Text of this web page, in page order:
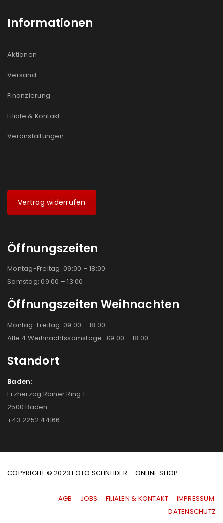
NEWSLETTER ABONNIEREN
Informationen
Aktionen
Versand
Finanzierung
Filiale & Kontakt
Veranstaltungen
Vertrag widerrufen
Öffnungszeiten
Montag-Freitag: 09:00 – 18:00
Samstag: 09:00 – 13:00
Öffnungszeiten Weihnachten
Montag-Freitag: 09:00 – 18:00
Alle 4 Weihnachtssamstage : 09:00 – 18:00
Standort
Baden:
Erzherzog Rainer Ring 1
2500 Baden
+43 2252 44166
COPYRIGHT © 2023 FOTO SCHNEIDER – ONLINE SHOP
AGB JOBS FILIALEN & KONTAKT
IMPRESSUM
|DATENSCHUTZ